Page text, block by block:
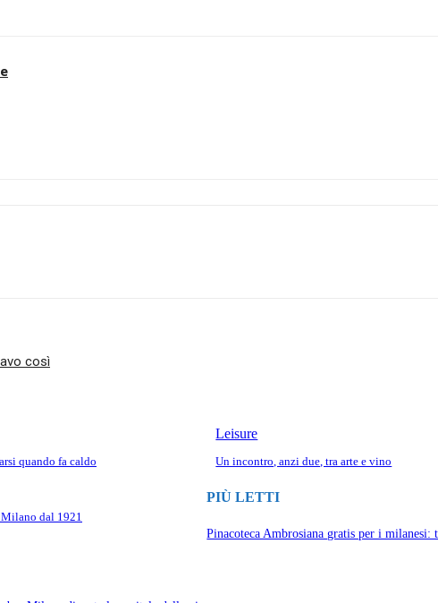
così
quando fa caldo
Leisure
Un incontro, anzi due, tra arte e vino
dal 1921
PIÙ LETTI
Pinacoteca Ambrosiana gratis per i milanesi: